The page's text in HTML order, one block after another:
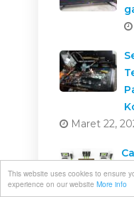
This website uses cookies to ensure
experience on our website More info
Maret 22,